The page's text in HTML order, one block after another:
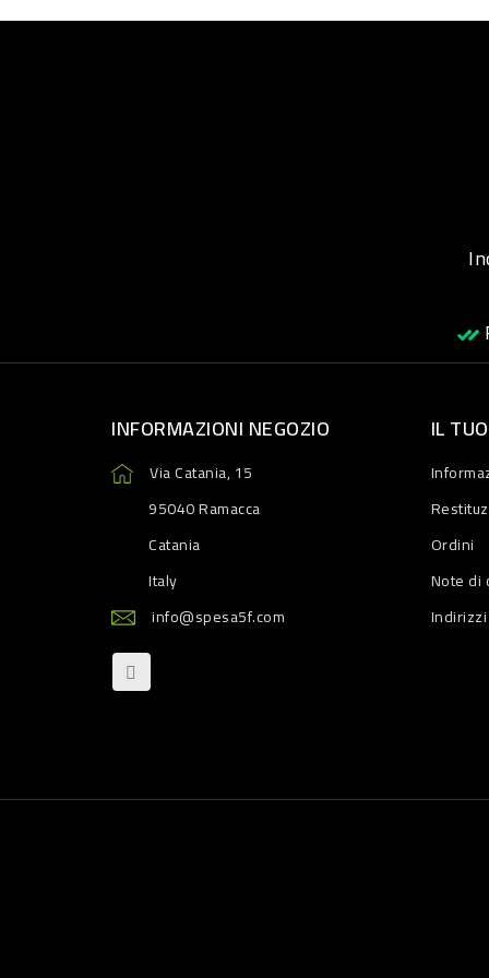
INFORMAZIONI NEGOZIO
Via Catania, 15
95040 Ramacca
Catania
Italy
info@spesa5f.com
IL
Ordini
Note di
Indirizzi